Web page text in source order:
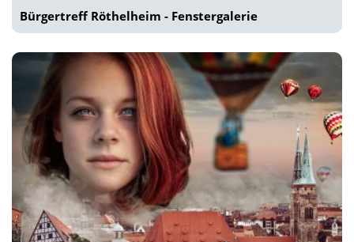
Bürgertreff Röthelheim - Fenstergalerie